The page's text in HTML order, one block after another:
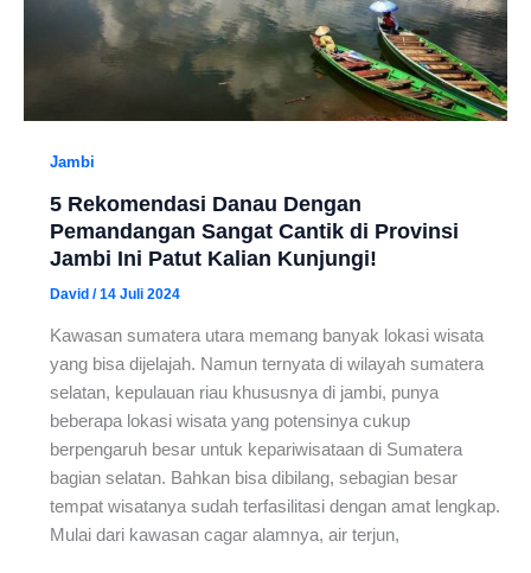
Jambi
5 Rekomendasi Danau Dengan
Pemandangan Sangat Cantik di Provinsi
Jambi Ini Patut Kalian Kunjungi!
David /14 Juli 2024
Kawasan sumatera utara memang banyak lokasi wisata
yang bisa dijelajah. Namun ternyata di wilayah sumatera
selatan, kepulauan riau khususnya di jambi, punya
beberapa lokasi wisata yang potensinya cukup
berpengaruh besar untuk kepariwisataan di Sumatera
bagian selatan. Bahkan bisa dibilang, sebagian besar
tempat wisatanya sudah terfasilitasi dengan amat lengkap.
Mulai dari kawasan cagar alamnya, air terjun,